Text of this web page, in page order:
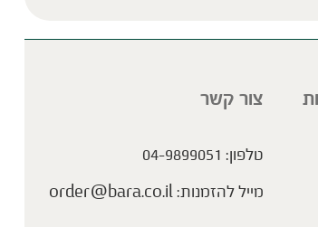
צור קשר
טלפון: 04-9899051
מייל להזמנות:order@bara.co.il